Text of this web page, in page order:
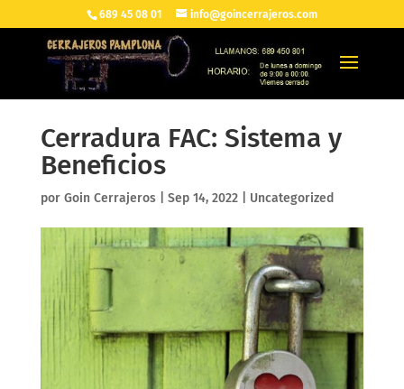
689 45 08 01 info@goincerrajeros.com
Cerradura FAC: Sistema y
Beneficios
por Goin Cerrajeros| Sep 14, 2022| Uncategorized